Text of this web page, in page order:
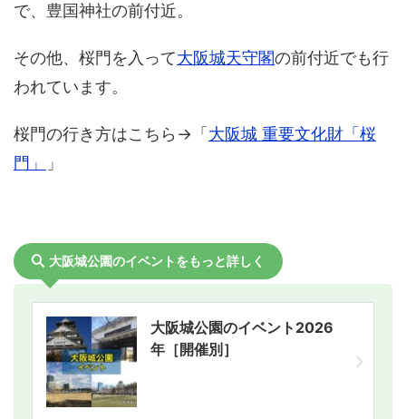
で、豊国神社の前付近。
その他、桜門を入って大阪城天守閣の前付近でも行
われています。
桜門の行き方はこちら→「 大阪城 重要文化財「桜
門」
」
大阪城公園のイベントをもっと詳しく
大阪城公園のイベント2026
年［開催別］